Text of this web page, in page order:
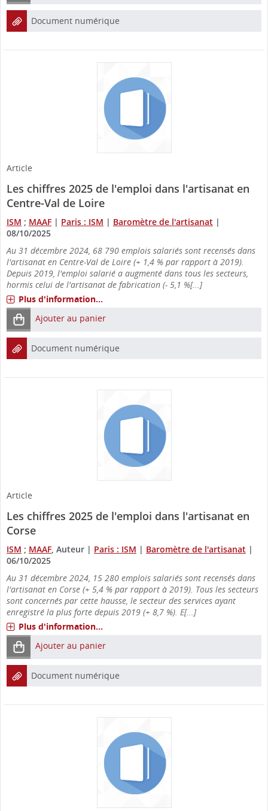
Document numérique
Article
Les chiffres 2025 de l'emploi dans l'artisanat en
Centre-Val de Loire
ISM ; MAAF | Paris : ISM | Baromètre de l'artisanat |
08/10/2025
Au 31 décembre 2024, 68 790 emplois salariés sont recensés dans
l'artisanat en Centre-Val de Loire (+ 1,4 % par rapport à 2019).
Depuis 2019, l'emploi salarié a augmenté dans tous les secteurs,
hormis celui de l'artisanat de fabrication (- 5,1 %[...]
Plus d'information...
Ajouter au panier
Document numérique
Article
Les chiffres 2025 de l'emploi dans l'artisanat en
Corse
ISM ; MAAF , Auteur | Paris : ISM | Baromètre de l'artisanat |
06/10/2025
Au 31 décembre 2024, 15 280 emplois salariés sont recensés dans
l'artisanat en Corse (+ 5,4 % par rapport à 2019). Tous les secteurs
sont concernés par cette hausse, le secteur des services ayant
enregistré la plus forte depuis 2019 (+ 8,7 %). E[...]
Plus d'information...
Ajouter au panier
Document numérique